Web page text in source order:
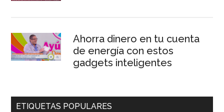
Ahorra dinero en tu cuenta
de energía con estos
gadgets inteligentes
ETIQUETAS POPULARES